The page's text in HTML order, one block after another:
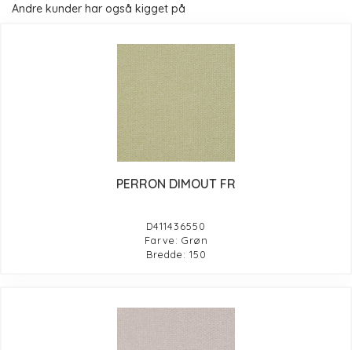
Andre kunder har også kigget på
PERRON DIMOUT FR
D411436550
Farve: Grøn
Bredde: 150